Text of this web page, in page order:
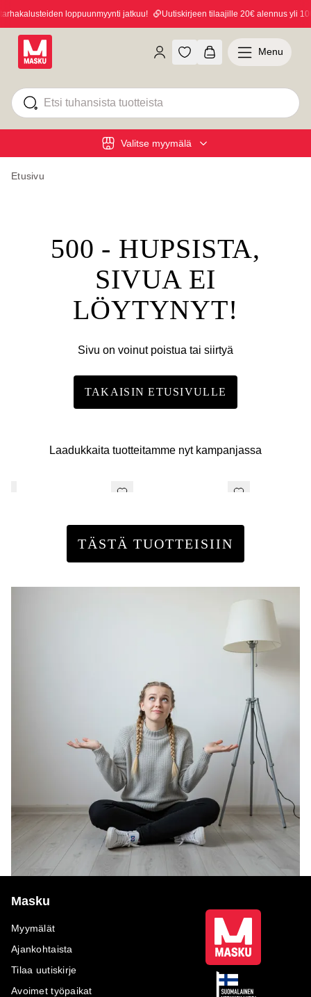
loppuunmyynti jatkuu! Uutiskirjeen tilaajille 20€ alennus yli
Valitse myymälä
Menu
Etusivu
500 - HUPSISTA,
SIVUA EI
LÖYTYNYT!
Sivu on voinut poistua tai siirtyä
TAKAISIN ETUSIVULLE
Laadukkaita tuotteitamme nyt kampanjassa
TÄSTÄ TUOTTEISIIN
Masku
Myymälät
Ajankohtaista
Tilaa uutiskirje
Avoimet työpaikat